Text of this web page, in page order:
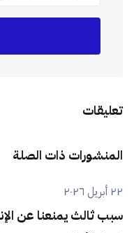
تعليقات
المنشورات ذات الصلة
٢٢ أبريل ٢٠٢٦
سبب ثالث يمنعنا عن